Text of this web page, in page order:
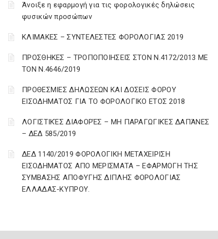
Άνοιξε η εφαρμογή για τις φορολογικές δηλώσεις
φυσικών προσώπων
ΚΛΙΜΑΚΕΣ – ΣΥΝΤΕΛΕΣΤΕΣ ΦΟΡΟΛΟΓΙΑΣ 2019
ΠΡΟΣΘΗΚΕΣ – ΤΡΟΠΟΠΟΙΗΣΕΙΣ ΣΤΟΝ Ν.4172/2013 ΜΕ
ΤΟΝ Ν.4646/2019
ΠΡΟΘΕΣΜΙΕΣ ΔΗΛΩΣΕΩΝ ΚΑΙ ΔΟΣΕΙΣ ΦΟΡΟΥ
ΕΙΣΟΔΗΜΑΤΟΣ ΓΙΑ ΤΟ ΦΟΡΟΛΟΓΙΚΟ ΕΤΟΣ 2018
ΛΟΓΙΣΤΙΚΈΣ ΔΙΑΦΟΡΈΣ – ΜΗ ΠΑΡΑΓΩΓΙΚΈΣ ΔΑΠΆΝΕΣ
– ΔΕΔ 585/2019
ΔΕΔ 1140/2019 ΦΟΡΟΛΟΓΙΚΗ ΜΕΤΑΧΕΙΡΙΣΗ
ΕΙΣΟΔΗΜΑΤΟΣ ΑΠΟ ΜΕΡΙΣΜΑΤΑ – ΕΦΑΡΜΟΓΗ ΤΗΣ
ΣΥΜΒΑΣΗΣ ΑΠΟΦΥΓΗΣ ΔΙΠΛΗΣ ΦΟΡΟΛΟΓΙΑΣ
ΕΛΛΑΔΑΣ-ΚΥΠΡΟΥ.